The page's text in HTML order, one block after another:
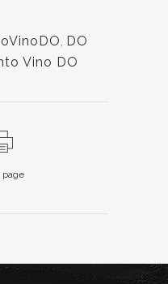
DO
Vino DO
page